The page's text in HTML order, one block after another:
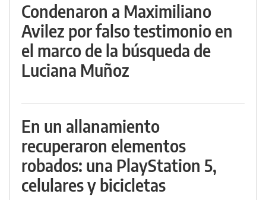
Condenaron a Maximiliano
Avilez por falso testimonio en
el marco de la búsqueda de
Luciana Muñoz
En un allanamiento
recuperaron elementos
robados: una PlayStation 5,
celulares y bicicletas